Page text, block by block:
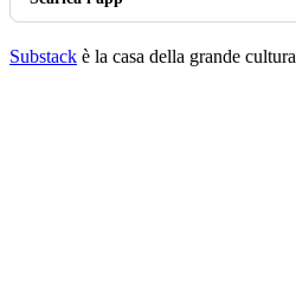
Substack è la casa della grande cultura